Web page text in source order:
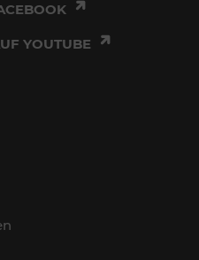
YOUTUBE